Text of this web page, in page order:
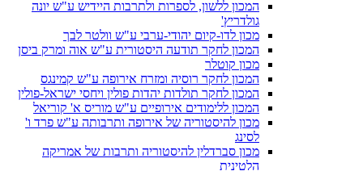
המכון ללשון, לספרות ולתרבות היידיש ע"ש יונה
גולדריץ'
מכון לדו-קיום יהודי-ערבי ע"ש וולטר לבך
המכון לחקר תודעה היסטורית ע"ש אוה ומרק ביסן
מכון קוטלר
המכון לחקר רוסיה ומזרח אירופה ע"ש קמינגס
המכון לחקר תולדות יהדות פולין ויחסי ישראל-פולין
המכון ללימודים אירופיים ע"ש מוריס א' קוריאל
מכון להיסטוריה של אירופה ותרבותה ע"ש פרד ו'
לסינג
מכון סברדלין להיסטוריה ותרבות של אמריקה
הלטינית